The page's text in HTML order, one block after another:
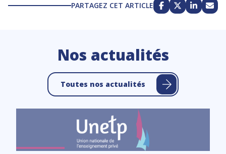
PARTAGEZ CET ARTICLE
Nos actualités
Toutes nos actualités